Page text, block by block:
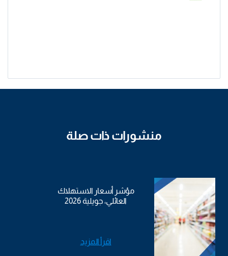
منشورات ذات صلة
مؤشر أسعار الاستهلاك
العائلي، جويلية 2026
اقرأ المزيد